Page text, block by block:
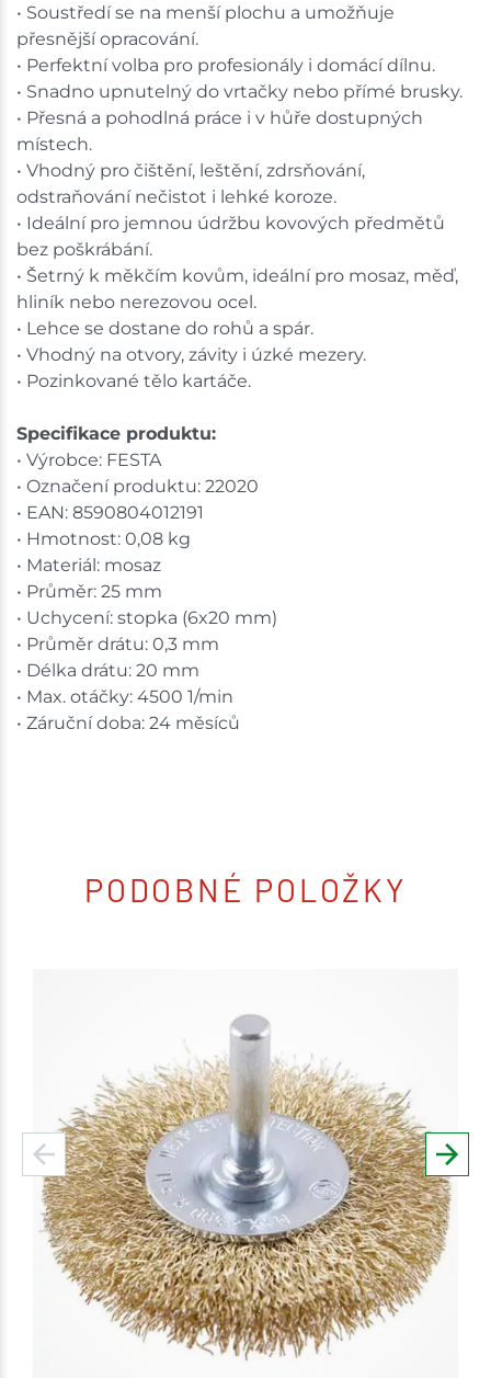
• Soustředí se na menší plochu a umožňuje
přesnější opracování.
• Perfektní volba pro profesionály i domácí dílnu.
• Snadno upnutelný do vrtačky nebo přímé brusky.
• Přesná a pohodlná práce i v hůře dostupných
místech.
• Vhodný pro čištění, leštění, zdrsňování,
odstraňování nečistot i lehké koroze.
• Ideální pro jemnou údržbu kovových předmětů
bez poškrábání.
• Šetrný k měkčím kovům, ideální pro mosaz, měď,
hliník nebo nerezovou ocel.
• Lehce se dostane do rohů a spár.
• Vhodný na otvory, závity i úzké mezery.
• Pozinkované tělo kartáče.
Specifikace produktu:
• Výrobce: FESTA
• Označení produktu: 22020
• EAN: 8590804012191
• Hmotnost: 0,08 kg
• Materiál: mosaz
• Průměr: 25 mm
• Uchycení: stopka (6x20 mm)
• Průměr drátu: 0,3 mm
• Délka drátu: 20 mm
• Max. otáčky: 4500 1/min
• Záruční doba: 24 měsíců
PODOBNÉ POLOŽKY